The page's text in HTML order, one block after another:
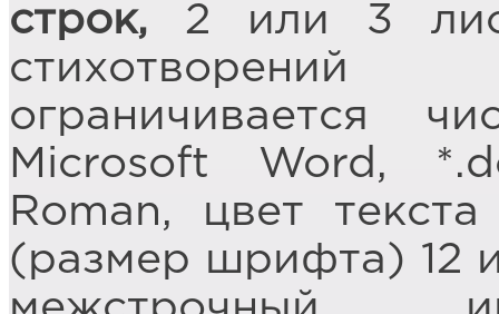
строк, 2 или 3
стихотворений
ограничивается
Microsoft Word,
Roman, цвет
(размер шрифта) 12